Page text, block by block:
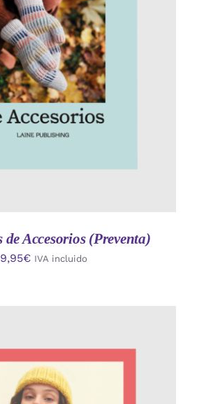
AL CARRITO
/
de Accesorios (Preventa)
€ IVA incluido